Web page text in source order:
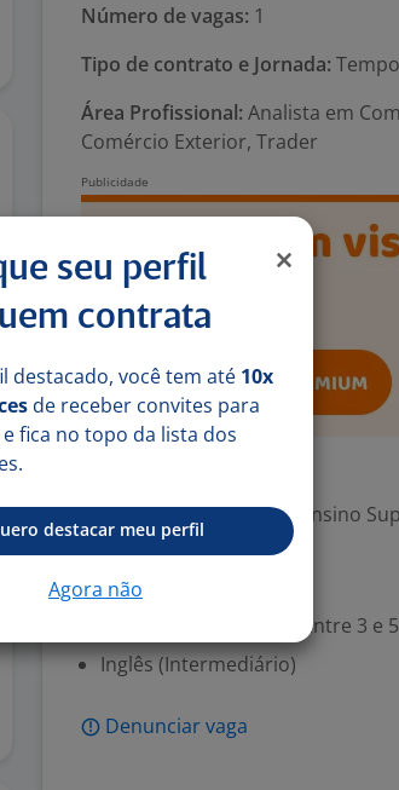
Número de vagas: 1
Tipo de contrato e Jornada:
Área Profissional: Analista em
Comércio Exterior, Trader
Escolaridade Mínima: Ensino
Valorizado
Experiência desejada: Entre 3 e
Inglês (Intermediário)
Denunciar vaga
seu perfil
contrata
destacado, você tem até 10x
de receber convites para
fica no topo da lista dos
destacar meu perfil
Agora não